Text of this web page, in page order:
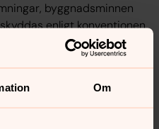
Om
byggnadsminnen
enligt konventionen
inte möjligt. Därför gör
mest betydelsefulla
i Västra
varav alltså Östra